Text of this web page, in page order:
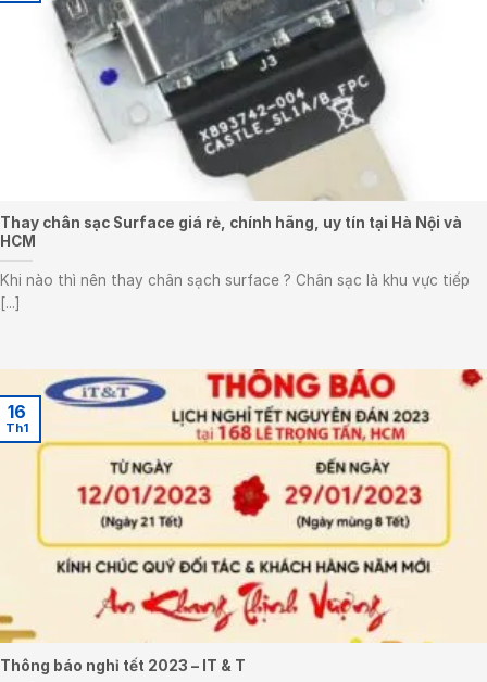
Thay chân sạc Surface giá rẻ, chính hãng, uy tín tại Hà Nội và
HCM
Khi nào thì nên thay chân sạch surface ? Chân sạc là khu vực tiếp
[...]
Thông báo nghỉ tết 2023 – IT & T
16
Th1